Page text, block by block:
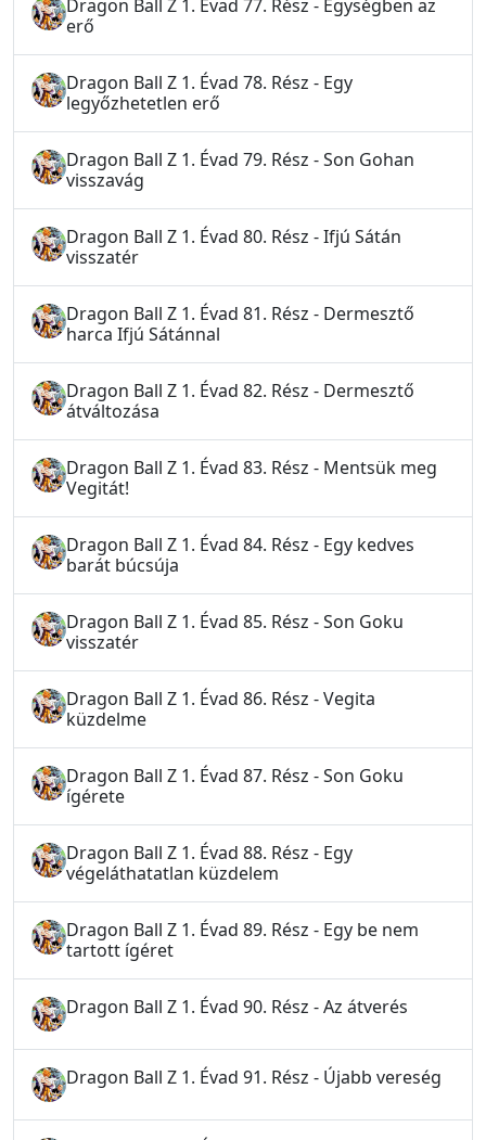
Dragon Ball Z 1. Évad 77. Rész - Egységben az
erő
Dragon Ball Z 1. Évad 78. Rész - Egy
legyőzhetetlen erő
Dragon Ball Z 1. Évad 79. Rész - Son Gohan
visszavág
Dragon Ball Z 1. Évad 80. Rész - Ifjú Sátán
visszatér
Dragon Ball Z 1. Évad 81. Rész - Dermesztő
harca Ifjú Sátánnal
Dragon Ball Z 1. Évad 82. Rész - Dermesztő
átváltozása
Dragon Ball Z 1. Évad 83. Rész - Mentsük meg
Vegitát!
Dragon Ball Z 1. Évad 84. Rész - Egy kedves
barát búcsúja
Dragon Ball Z 1. Évad 85. Rész - Son Goku
visszatér
Dragon Ball Z 1. Évad 86. Rész - Vegita
küzdelme
Dragon Ball Z 1. Évad 87. Rész - Son Goku
ígérete
Dragon Ball Z 1. Évad 88. Rész - Egy
végeláthatatlan küzdelem
Dragon Ball Z 1. Évad 89. Rész - Egy be nem
tartott ígéret
Dragon Ball Z 1. Évad 90. Rész - Az átverés
Dragon Ball Z 1. Évad 91. Rész - Újabb vereség